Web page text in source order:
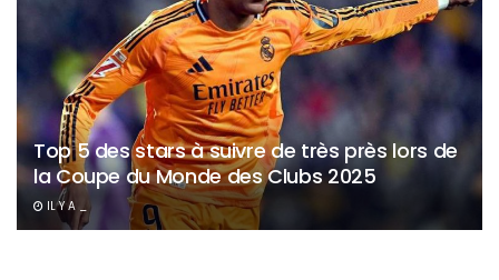
Top 5 des stars à suivre de très près lors de
la Coupe du Monde des Clubs 2025
IL Y A _